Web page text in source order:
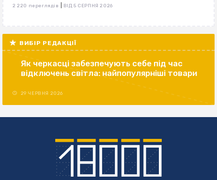
2 220 переглядів ВІД 5 СЕРПНЯ 2026
ВИБІР РЕДАКЦІЇ
Як черкасці забезпечують себе під час
відключень світла: найпопулярніші товари
29 ЧЕРВНЯ 2026